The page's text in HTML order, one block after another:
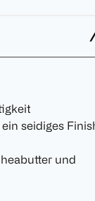
seidiges
und